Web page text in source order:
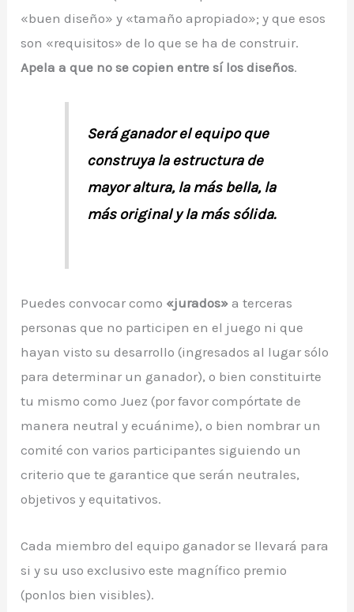
«buen diseño» y «tamaño apropiado»; y que esos
son «requisitos» de lo que se ha de construir.
Apela a que no se copien entre sí los diseños.
Será ganador el equipo que
construya la estructura de
mayor altura, la más bella, la
más original y la más sólida.
Puedes convocar como «jurados» a terceras
personas que no participen en el juego ni que
hayan visto su desarrollo (ingresados al lugar sólo
para determinar un ganador), o bien constituirte
tu mismo como Juez (por favor compórtate de
manera neutral y ecuánime), o bien nombrar un
comité con varios participantes siguiendo un
criterio que te garantice que serán neutrales,
objetivos y equitativos.
Cada miembro del equipo ganador se llevará para
si y su uso exclusivo este magnífico premio
(ponlos bien visibles).